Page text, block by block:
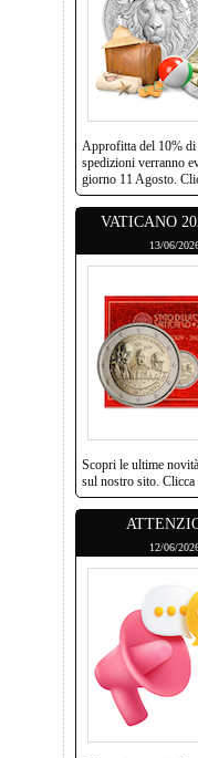
Approfitta del 10%
spedizioni verranno
giorno 11 Agosto.
VATICANO
13/06/
Scopri le ultime
sul nostro sito. Clicca
12/06/